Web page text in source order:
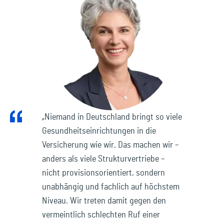
„Niemand in Deutschland bringt so viele
Gesundheitseinrichtungen in die
Versicherung wie wir. Das machen wir –
anders als viele Strukturvertriebe –
nicht provisionsorientiert, sondern
unabhängig und fachlich auf höchstem
Niveau. Wir treten damit gegen den
vermeintlich schlechten Ruf einer